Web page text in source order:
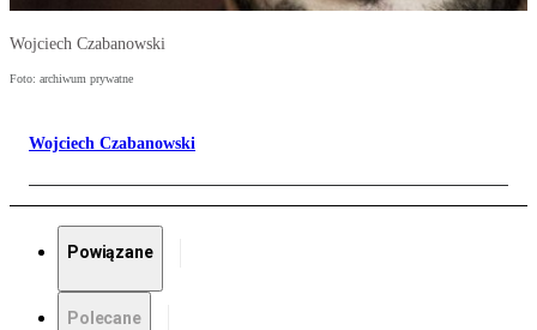
Wojciech Czabanowski
Foto: archiwum prywatne
Wojciech Czabanowski
Powiązane
Polecane